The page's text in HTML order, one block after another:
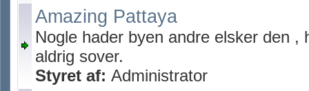
Amazing Pattaya
Nogle hader byen andre elsker den
aldrig sover.
Styret af: Administrator